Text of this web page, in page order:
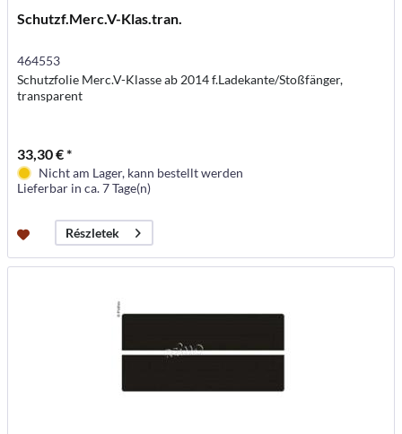
Schutzf.Merc.V-Klas.tran.
464553
Schutzfolie Merc.V-Klasse ab 2014 f.Ladekante/Stoßfänger,
transparent
33,30 € *
Nicht am Lager, kann bestellt werden
Lieferbar in ca. 7 Tage(n)
Részletek